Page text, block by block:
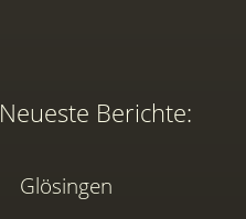
Neueste Berichte:
Glösingen